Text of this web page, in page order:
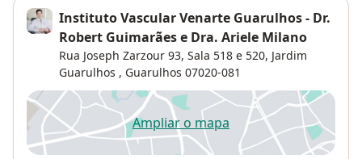
Instituto Vascular Venarte Guarulhos - Dr.
Robert Guimarães e Dra. Ariele Milano
Rua Joseph Zarzour 93, Sala 518 e 520, Jardim
Guarulhos , Guarulhos 07020-081
Ampliar o mapaabre num novo separador